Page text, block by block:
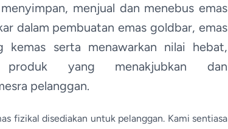
menjual dan menebus emas
dalam pembuatan emas goldbar, emas
kemas serta menawarkan nilai hebat,
produk yang menakjubkan dan
pelanggan.
fizikal disediakan untuk pelanggan. Kami sentiasa